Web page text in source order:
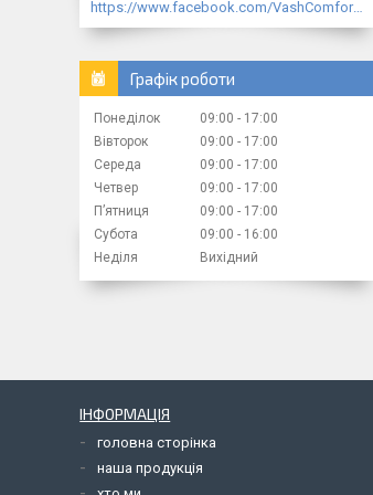
https://www.facebook.com/VashComfort.ua/
Графік роботи
Понеділок 09:00
17:00
Вівторок
09:00
17:00
Середа
09:00
17:00
Четвер
09:00
17:00
Пʼятниця
09:00
17:00
Субота
09:00
16:00
Неділя
Вихідний
ІНФОРМАЦІЯ
головна сторінка
наша продукція